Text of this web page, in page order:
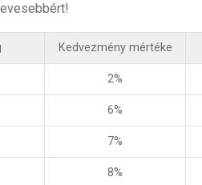
Kedvezmény mértéke
2%
6%
7%
8%